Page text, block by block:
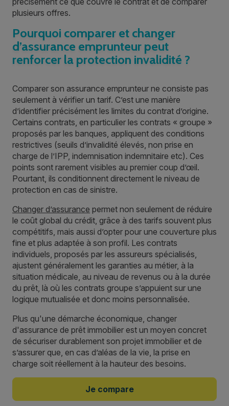
plusieurs offres.
Pourquoi comparer et changer
d’assurance emprunteur peut
renforcer la protection invalidité ?
Comparer son assurance emprunteur ne consiste pas
seulement à vérifier un tarif. C’est une manière
d’identifier précisément les limites du contrat d’origine.
Certains contrats, en particulier les contrats « groupe »
proposés par les banques, appliquent des conditions
restrictives (seuils d’invalidité élevés, non prise en
charge de l’IPP, indemnisation indemnitaire etc). Ces
points sont rarement visibles au premier coup d’œil.
Pourtant, ils conditionnent directement le niveau de
protection en cas de sinistre.
Changer d’assurance permet non seulement de réduire
le coût global du crédit, grâce à des tarifs souvent plus
compétitifs, mais aussi d’opter pour une couverture plus
fine et plus adaptée à son profil. Les contrats
individuels, proposés par les assureurs spécialisés,
ajustent généralement les garanties au métier, à la
situation médicale, au niveau de revenus ou à la durée
du prêt, là où les contrats groupe s’appuient sur une
logique mutualisée et donc moins personnalisée.
Plus qu'une démarche économique, changer
d'assurance de prêt immobilier est un moyen concret
de sécuriser durablement son projet immobilier et de
s’assurer que, en cas d’aléas de la vie, la prise en
charge soit réellement à la hauteur des besoins.
Je compare